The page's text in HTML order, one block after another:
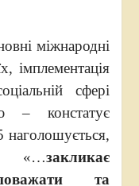
міжнародні
імплементація
сфері
– констатує
наголошується,
«…закликає
та